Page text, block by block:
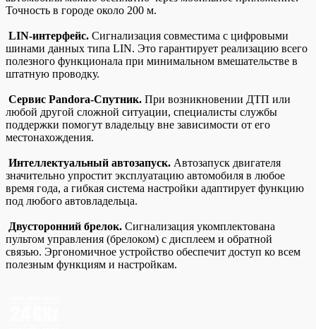
Точность в городе около 200 м.
LIN-интерфейс. Сигнализация совместима с цифровыми
шинами данных типа LIN. Это гарантирует реализацию всего
полезного функционала при минимальном вмешательстве в
штатную проводку.
Сервис Pandora-Спутник. При возникновении ДТП или
любой другой сложной ситуации, специалисты службы
поддержки помогут владельцу вне зависимости от его
местонахождения.
Интеллектуальный автозапуск. Автозапуск двигателя
значительно упростит эксплуатацию автомобиля в любое
время года, а гибкая система настройки адаптирует функцию
под любого автовладельца.
Двусторонний брелок. Сигнализация укомплектована
пультом управления (брелоком) с дисплеем и обратной
связью. Эргономичное устройство обеспечит доступ ко всем
полезным функциям и настройкам.